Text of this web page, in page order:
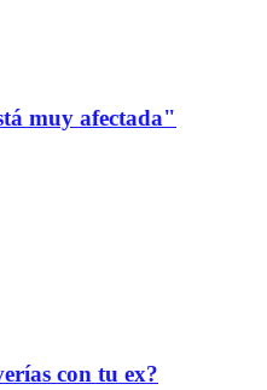
muy afectada"
con tu ex?